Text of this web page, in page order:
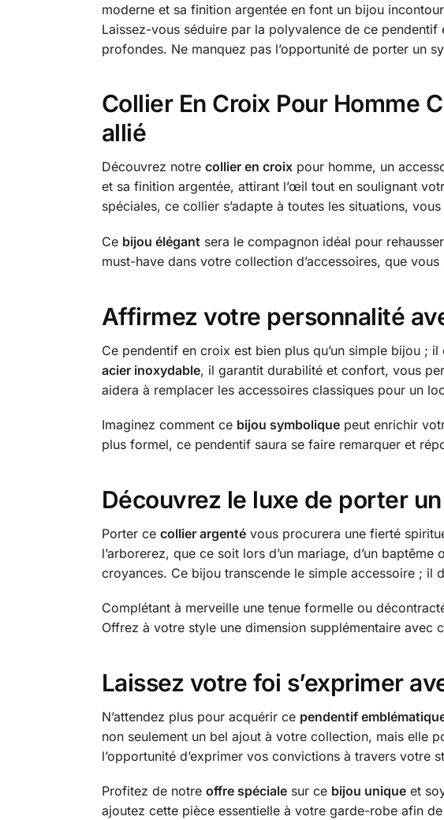
moderne et sa finition argentée en font un bijou
Laissez-vous séduire par la polyvalence de ce
profondes. Ne manquez pas l’opportunité de porter un
Collier En Croix Pour Homme
allié
Découvrez notre collier en croixpour homme, un
et sa finition argentée, attirant l’œil tout en soulignant
spéciales, ce collier s’adapte à toutes les situations,
Ce bijou élégant sera le compagnon idéal pour
must-have dans votre collection d’accessoires, que
Affirmez votre personnalité
Ce pendentif en croix est bien plus qu’un simple bijou ;
acier inoxydable, il garantit durabilité et confort, vous
aidera à remplacer les accessoires classiques pour un
Imaginez comment ce bijou symboliquepeut enrichir
plus formel, ce pendentif saura se faire remarquer et
Découvrez le luxe de porter
Porter ce collier argentévous procurera une fierté
l’arborerez, que ce soit lors d’un mariage, d’un
croyances. Ce bijou transcende le simple accessoire ; il
Complétant à merveille une tenue formelle ou
Offrez à votre style une dimension supplémentaire
Laissez votre foi s’exprimer
N’attendez plus pour acquérir ce pendentif
non seulement un bel ajout à votre collection, mais elle
l’opportunité d’exprimer vos convictions à travers votre
Profitez de notre offre spécialesur ce bijou uniqueet
ajoutez cette pièce essentielle à votre garde-robe afin